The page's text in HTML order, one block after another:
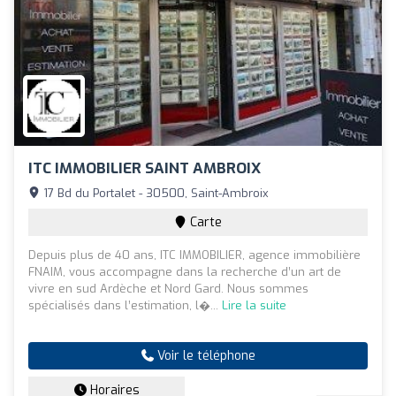
ITC IMMOBILIER SAINT AMBROIX
17 Bd du Portalet - 30500, Saint-Ambroix
Carte
Depuis plus de 40 ans, ITC IMMOBILIER, agence immobilière
FNAIM, vous accompagne dans la recherche d’un art de
vivre en sud Ardèche et Nord Gard. Nous sommes
spécialisés dans l’estimation, l�... Lire la suite
Voir le téléphone
Horaires